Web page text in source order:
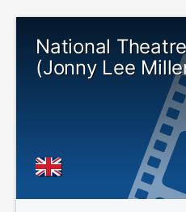
National
(Jonny Lee